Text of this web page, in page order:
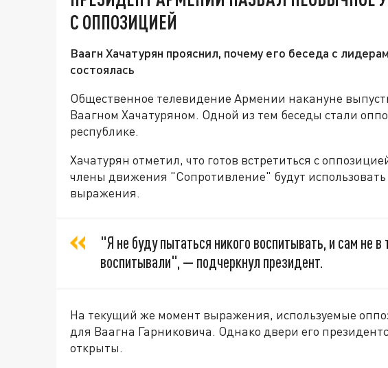
С ОППОЗИЦИЕЙ
Ваагн Хачатурян прояснил, почему его беседа с
состоялась
Общественное телевидение Армении накануне
Ваагном Хачатуряном. Одной из тем беседы стали
республике.
Хачатурян отметил, что готов встретиться с
члены движения "Сопротивление" будут
выражения.
"Я не буду пытаться никого воспитывать, и сам не
воспитывали", — подчеркнул президент.
На текущий же момент выражения, используемые
для Ваагна Гарниковича. Однако двери его
открыты.